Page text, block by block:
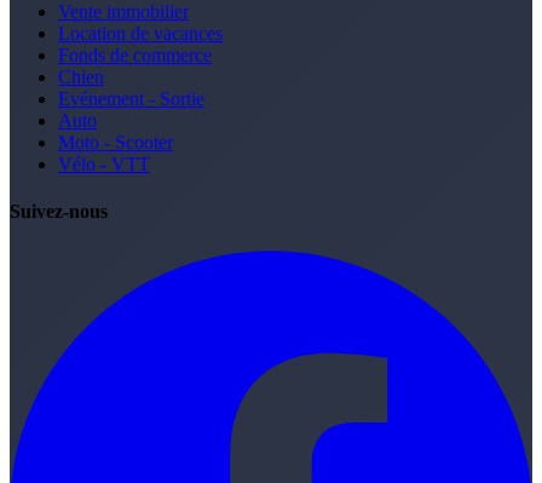
Vente immobilier
Location de vacances
Fonds de commerce
Chien
Evénement - Sortie
Auto
Moto - Scooter
Vélo - VTT
Suivez-nous